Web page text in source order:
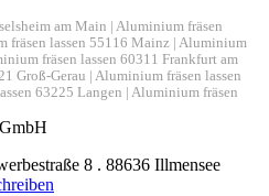
am Main
Aluminium fräsen
fräsen lassen 55116 Mainz Aluminium
fräsen lassen 60311 Frankfurt am
Groß-Gerau
Aluminium fräsen lassen
63225 Langen
Aluminium fräsen
8 . 88636 Illmensee